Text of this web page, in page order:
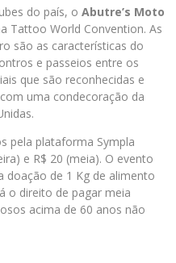
do país, o Abutre’s Moto
Tattoo World Convention. As
são as características do
e passeios entre os
que são reconhecidas e
uma condecoração da
pela plataforma Sympla
e R$ 20 (meia). O evento
doação de 1 Kg de alimento
o direito de pagar meia
acima de 60 anos não